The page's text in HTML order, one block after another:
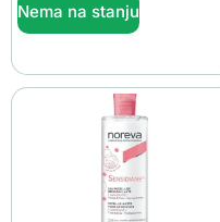
Nema na stanju